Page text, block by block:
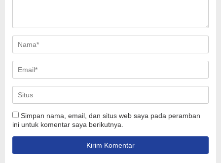
Simpan nama, email, dan situs web saya pada peramban
ini untuk komentar saya berikutnya.